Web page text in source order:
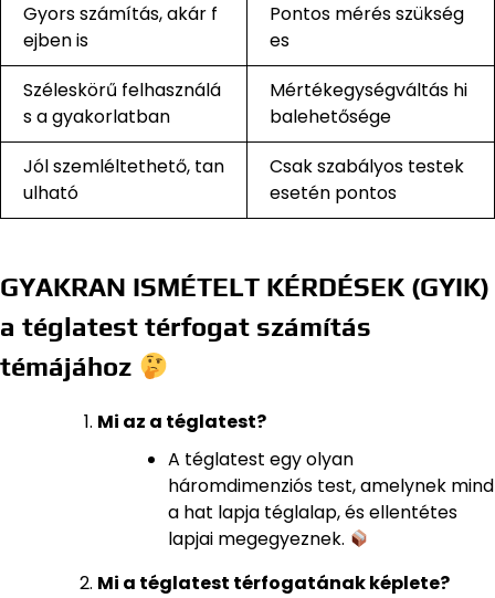
Gyors számítás, akár f
ejben is
Pontos mérés szükség
es
Széleskörű felhasználá
s a gyakorlatban
Mértékegységváltás hi
balehetősége
Jól szemléltethető, tan
ulható
Csak szabályos testek
esetén pontos
GYAKRAN ISMÉTELT KÉRDÉSEK (GYIK)
a téglatest térfogat számítás
témájához
Mi az a téglatest?
A téglatest egy olyan
háromdimenziós test, amelynek mind
a hat lapja téglalap, és ellentétes
lapjai megegyeznek.
Mi a téglatest térfogatának képlete?